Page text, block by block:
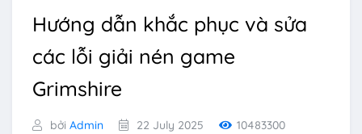
Hướng dẫn khắc phục và sửa
các lỗi giải nén game
Grimshire
bởi Admin 22 July 2025 10483300